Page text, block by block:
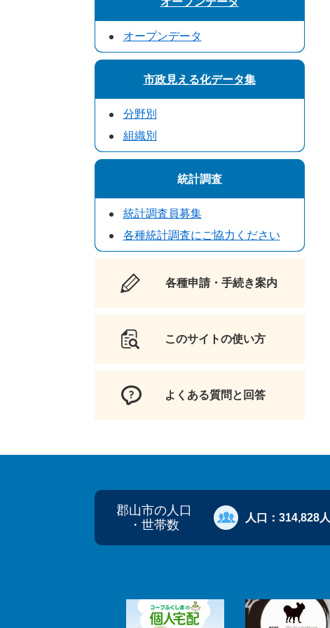
オープンデータ
市政見える化データ集
分野別
組織別
統計調査
統計調査員募集
各種統計調査にご協力ください
各種申請・手続き案内
このサイトの使い方
よくある質問と回答
郡山市の人口
・世帯数
人口： 314,828人